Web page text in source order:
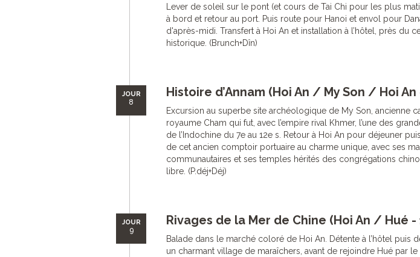
Lever de soleil sur le pont (et cours de Tai Chi pour les plus
à bord et retour au port. Puis route pour Hanoi et envol pour
d'après-midi. Transfert à Hoi An et installation à l’hôtel, près du
historique. (Brunch+Dîn)
JOUR
8
Histoire d’Annam (Hoi An / My Son / Hoi An
Excursion au superbe site archéologique de My Son, ancienne
royaume Cham qui fut, avec l’empire rival Khmer, l’une des
de l’Indochine du 7e au 12e s. Retour à Hoi An pour déjeuner
de cet ancien comptoir portuaire au charme unique, avec ses
communautaires et ses temples hérités des congrégations
libre. (P.déj+Déj)
JOUR
9
Rivages de la Mer de Chine (Hoi An / Hué -
Balade dans le marché coloré de Hoi An. Détente à l’hôtel puis
un charmant village de maraîchers, avant de rejoindre Hué par